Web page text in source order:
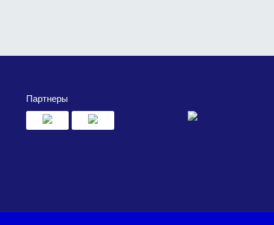
Партнеры